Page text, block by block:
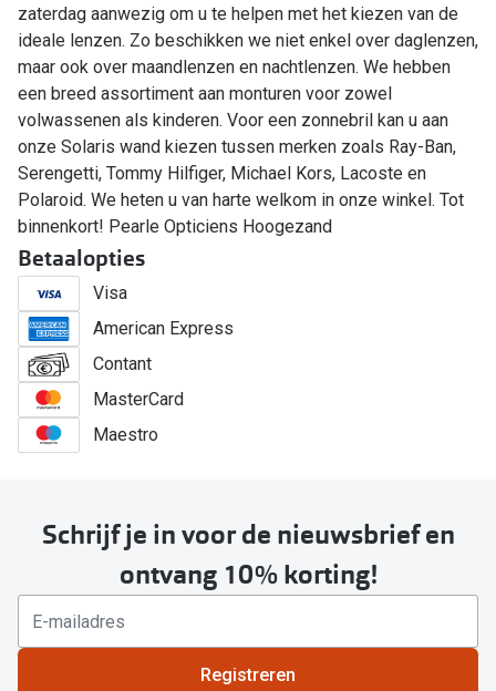
zaterdag aanwezig om u te helpen met het kiezen van de
ideale lenzen. Zo beschikken we niet enkel over daglenzen,
maar ook over maandlenzen en nachtlenzen. We hebben
een breed assortiment aan monturen voor zowel
volwassenen als kinderen. Voor een zonnebril kan u aan
onze Solaris wand kiezen tussen merken zoals Ray-Ban,
Serengetti, Tommy Hilfiger, Michael Kors, Lacoste en
Polaroid. We heten u van harte welkom in onze winkel. Tot
binnenkort! Pearle Opticiens Hoogezand
Betaalopties
Visa
American Express
Contant
MasterCard
Maestro
Schrijf je in voor de nieuwsbrief en
ontvang 10% korting!
Registreren